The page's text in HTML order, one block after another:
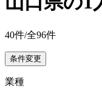
40件/全96件
条件変更
業種